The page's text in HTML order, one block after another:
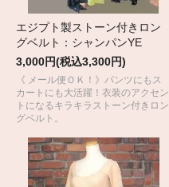
エジプト製ストーン付きロン
グベルト：シャンパンYE
3,000円(税込3,300円)
《 メール便ＯＫ！》パンツにもス
カートにも大活躍！衣装のアクセン
トになるキラキラストーン付きロン
グベルト。